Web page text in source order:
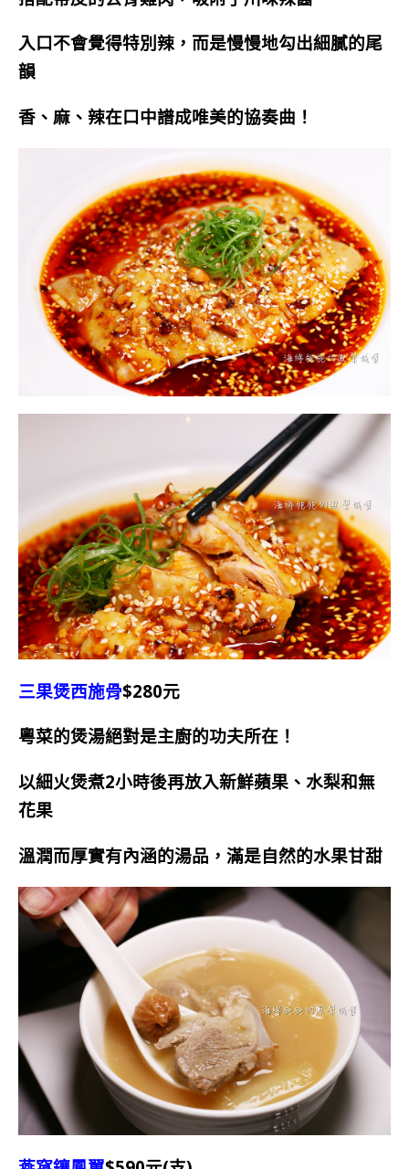
入口不會覺得特別辣，而是慢慢地勾出細膩的尾
韻
香、麻、辣在口中譜成唯美的協奏曲！
三果煲西施骨$280元
粵菜的煲湯絕對是主廚的功夫所在！
以細火煲煮2小時後再放入新鮮蘋果、水梨和無
花果
溫潤而厚實有內涵的湯品，滿是自然的水果甘甜